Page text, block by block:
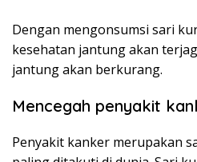
Dengan mengonsumsi sari
kesehatan jantung akan
jantung akan berkurang.
Mencegah penyakit
Penyakit kanker merupakan